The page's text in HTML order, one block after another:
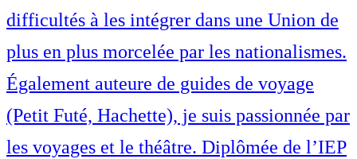
difficultés à les intégrer dans une Union de
plus en plus morcelée par les nationalismes.
Également auteure de guides de voyage
(Petit Futé, Hachette), je suis passionnée par
les voyages et le théâtre. Diplômée de l’IEP